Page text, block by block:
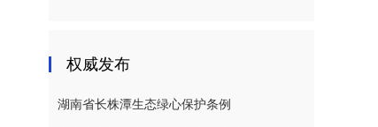
权威发布
湖南省长株潭生态绿心保护条例